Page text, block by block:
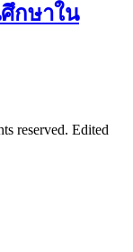
กษาใน
reserved. Edited